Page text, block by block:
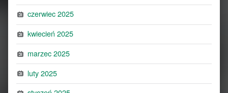
czerwiec 2025
kwiecień 2025
marzec 2025
luty 2025